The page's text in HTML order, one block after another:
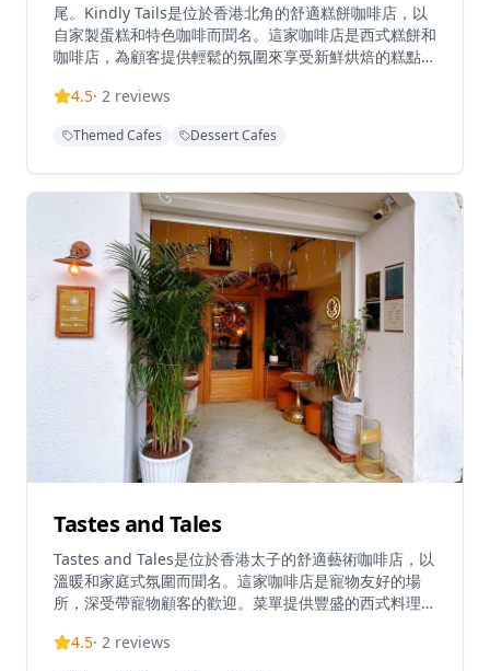
尾。Kindly Tails是位於香港北角的舒適糕餅咖啡店，以
自家製蛋糕和特色咖啡而聞名。這家咖啡店是西式糕餅和
咖啡店，為顧客提供輕鬆的氛圍來享受新鮮烘焙的糕點和
時的北角位置重新開業，繼續為忠實顧客提供服務。這家
的招牌糕點和蛋糕。營業時間為星期三至星期一上午
4.5· 2 reviews
Themed Cafes Dessert Cafes
Tastes and Tales
Tastes and Tales是位於香港太子的舒適藝術咖啡店，以
溫暖和家庭式氛圍而聞名。這家咖啡店是寵物友好的場
所，深受帶寵物顧客的歡迎。菜單提供豐盛的西式料理，
色咖啡飲品，包括可選擇咖啡豆的冰釀咖啡。咖啡店以友
4.5· 2 reviews